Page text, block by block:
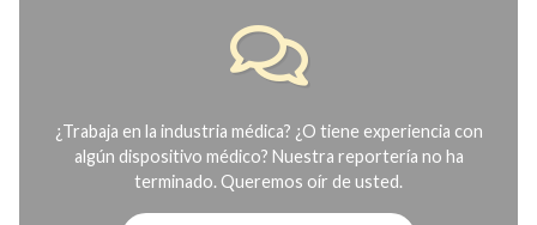
¿Trabaja en la industria médica? ¿O tiene experiencia con
algún dispositivo médico? Nuestra reportería no ha
terminado. Queremos oír de usted.